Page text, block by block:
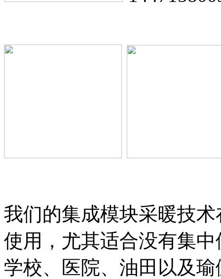
我们的集成模块采暖技
使用，尤其适合没有集
学校、医院、油田以及